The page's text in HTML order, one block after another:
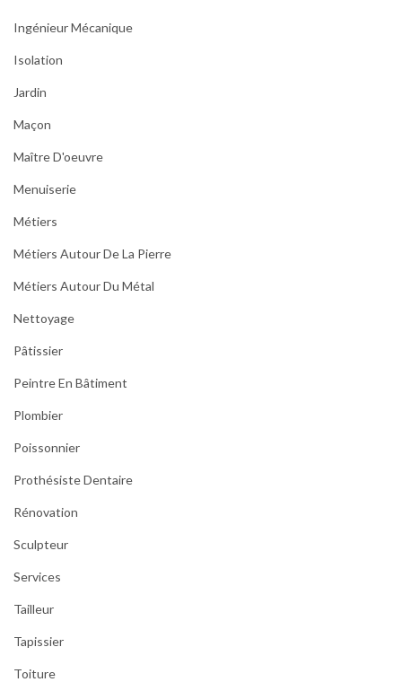
Ingénieur Mécanique
Isolation
Jardin
Maçon
Maître D'oeuvre
Menuiserie
Métiers
Métiers Autour De La Pierre
Métiers Autour Du Métal
Nettoyage
Pâtissier
Peintre En Bâtiment
Plombier
Poissonnier
Prothésiste Dentaire
Rénovation
Sculpteur
Services
Tailleur
Tapissier
Toiture